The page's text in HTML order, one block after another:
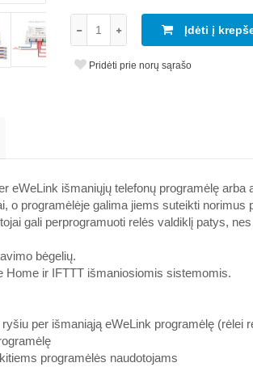
Įdėti į
Pridėti prie norų sąrašo
eWeLink išmaniųjų telefonų programėlę arba
o programėlėje galima jiems suteikti norimus
gali perprogramuoti relės valdiklį patys,
bėgelių.
Home ir IFTTT išmaniosiomis sistemomis.
per išmaniąją eWeLink programėlę (rėlei
programėlės naudotojams